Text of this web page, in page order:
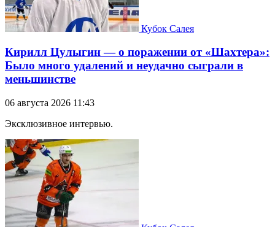
Кубок Салея
Кирилл Цулыгин — о поражении от «Шахтера»:
Было много удалений и неудачно сыграли в
меньшинстве
06 августа 2026 11:43
Эксклюзивное интервью.